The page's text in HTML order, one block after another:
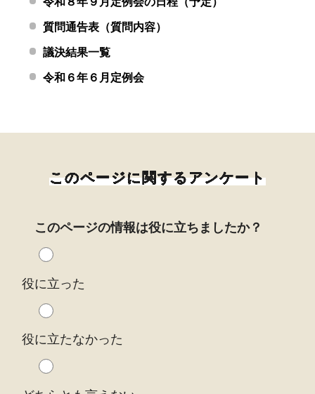
質問通告表（質問内容）
議決結果一覧
令和６年６月定例会
このページに関するアンケート
このページの情報は役に立ちましたか？
役に立った
役に立たなかった